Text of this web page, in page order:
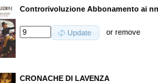
Controrivoluzione Abbonamento ai
Update orremove
CRONACHE DI LAVENZA